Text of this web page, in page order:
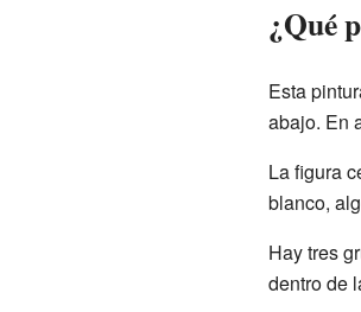
¿Qué
Esta
abajo. En
La figura
blanco,
Hay tres
dentro de